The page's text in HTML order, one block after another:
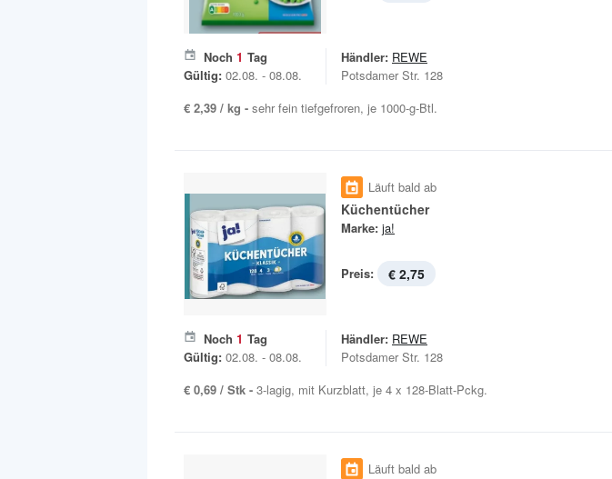
Noch 1 Tag
Gültig: 02.08. - 08.08.
Händler: REWE
Potsdamer Str. 128
€ 2,39 / kg - sehr fein tiefgefroren, je 1000-g-Btl.
Läuft bald ab
Küchentücher
Marke: ja!
Preis: € 2,75
Noch 1 Tag
Gültig: 02.08. - 08.08.
Händler: REWE
Potsdamer Str. 128
€ 0,69 / Stk - 3-lagig, mit Kurzblatt, je 4 x 128-Blatt-Pckg.
Läuft bald ab